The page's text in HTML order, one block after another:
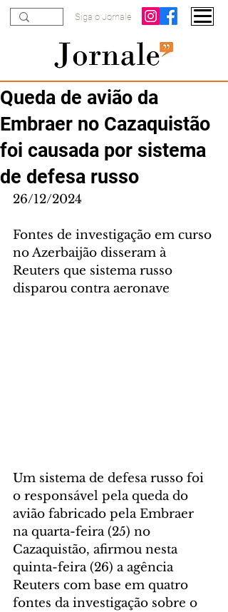
Siga o Jornale
Queda de avião da
Embraer no Cazaquistão
foi causada por sistema
de defesa russo
26/12/2024
Fontes de investigação em curso
no Azerbaijão disseram à
Reuters que sistema russo
disparou contra aeronave
Um sistema de defesa russo foi
o responsável pela queda do
avião fabricado pela Embraer
na quarta-feira (25) no
Cazaquistão, afirmou nesta
quinta-feira (26) a agência
Reuters com base em quatro
fontes da investigação sobre o